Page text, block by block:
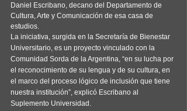
Daniel Escribano, decano del Departamento de
Cultura, Arte y Comunicación de esa casa de
estudios.
La iniciativa, surgida en la Secretaría de Bienestar
Universitario, es un proyecto vinculado con la
Comunidad Sorda de la Argentina, “en su lucha por
el reconocimiento de su lengua y de su cultura, en
el marco del proceso lógico de inclusión que tiene
nuestra institución”, explicó Escribano al
Suplemento Universidad.